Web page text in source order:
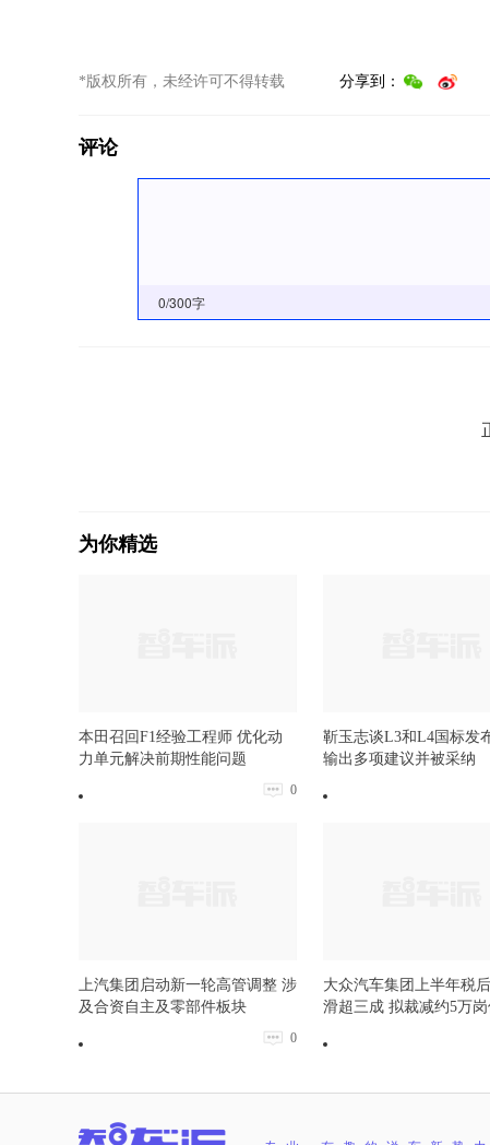
*版权所有，未经许可不得转载 分享到：
评论
0/300字
为你精选
本田召回F1经验工程师 优化动
力单元解决前期性能问题
0
靳玉志谈L3和L4国标发
输出多项建议并被采纳
上汽集团启动新一轮高管调整 涉
及合资自主及零部件板块
0
大众汽车集团上半年税
滑超三成 拟裁减约5万岗